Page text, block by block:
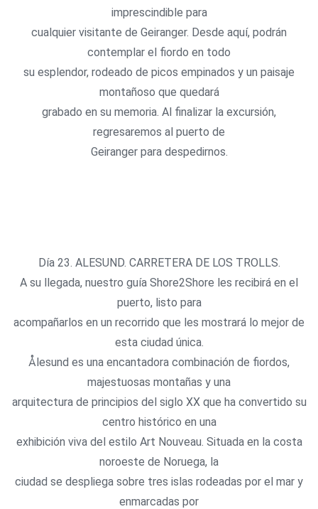
imprescindible para
cualquier visitante de Geiranger. Desde aquí, podrán
contemplar el fiordo en todo
su esplendor, rodeado de picos empinados y un paisaje
montañoso que quedará
grabado en su memoria. Al finalizar la excursión,
regresaremos al puerto de
Geiranger para despedirnos.
Día 23. ALESUND. CARRETERA DE LOS TROLLS.
A su llegada, nuestro guía Shore2Shore les recibirá en el
puerto, listo para
acompañarlos en un recorrido que les mostrará lo mejor de
esta ciudad única.
Ålesund es una encantadora combinación de fiordos,
majestuosas montañas y una
arquitectura de principios del siglo XX que ha convertido su
centro histórico en una
exhibición viva del estilo Art Nouveau. Situada en la costa
noroeste de Noruega, la
ciudad se despliega sobre tres islas rodeadas por el mar y
enmarcadas por